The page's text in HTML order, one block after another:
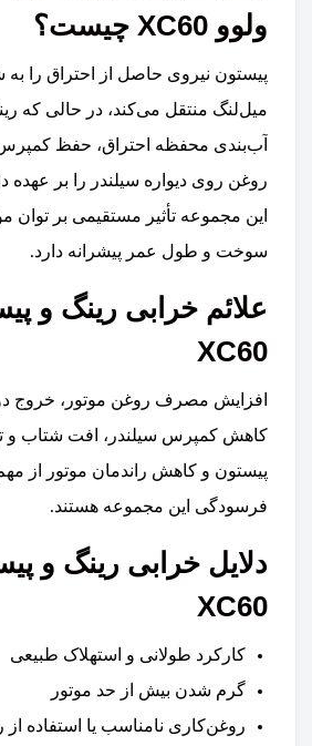
ولوو XC60 چیست؟
پیستون نیروی حاصل از احتراق را
میل‌لنگ منتقل می‌کند، در حالی که
آب‌بندی محفظه احتراق، حفظ کمپرس
روغن روی دیواره سیلندر را بر عهده
این مجموعه تأثیر مستقیمی بر توان
سوخت و طول عمر پیشرانه دارد.
علائم خرابی رینگ و
XC60
افزایش مصرف روغن موتور، خروج
کاهش کمپرس سیلندر، افت شتاب و
پیستون و کاهش راندمان موتور از
فرسودگی این مجموعه هستند.
دلایل خرابی رینگ و
XC60
کارکرد طولانی و استهلاک طبیعی
گرم شدن بیش از حد موتور
روغن‌کاری نامناسب یا استفاده از